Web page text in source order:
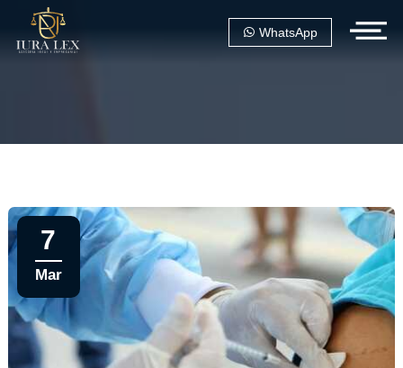
WhatsApp
7
Mar